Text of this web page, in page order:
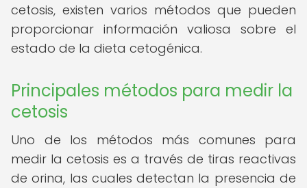
cetosis, existen varios métodos que pueden
proporcionar información valiosa sobre el
estado de la dieta cetogénica.
Principales métodos para medir la
cetosis
Uno de los métodos más comunes para
medir la cetosis es a través de tiras reactivas
de orina, las cuales detectan la presencia de